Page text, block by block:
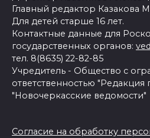
Главный редактор Казакова
Для детей старше 16 лет.
Контактные данные для
государственных органов:
тел. 8(8635) 22-82-85
Учредитель - Общество с
ответственностью "Редакция
"Новочеркасские ведомости"
Согласие на обработку